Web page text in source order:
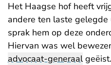
Het Haagse hof heeft
andere ten laste
sprak hem op deze
Hiervan was wel
advocaat-generaalgeëist.